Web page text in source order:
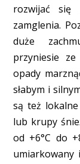
rozwijać się
zamglenia.
duże
przyniesie
opady
słabym i
są też
lub krupy
od +6°C do
umiarkowany